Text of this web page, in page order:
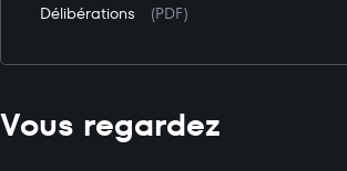
Délibérations (PDF)
Vous regardez